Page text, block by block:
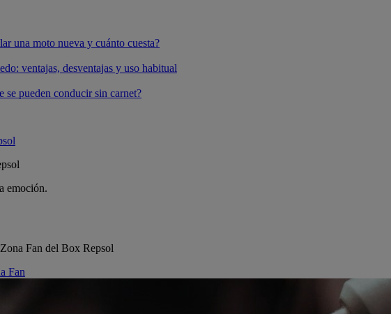
una moto nueva y cuánto cuesta?
ventajas, desventajas y uso habitual
se pueden conducir sin carnet?
emoción.
Fan del Box Repsol
Fan